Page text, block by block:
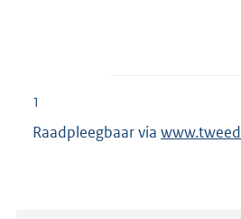
1
Raadpleegbaar via E